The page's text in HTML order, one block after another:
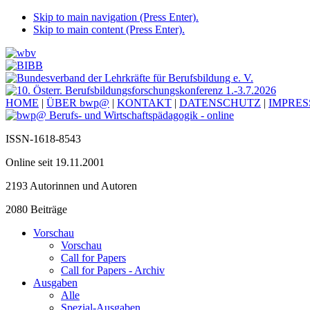
Skip to main navigation (Press Enter).
Skip to main content (Press Enter).
HOME | ÜBER bwp@ | KONTAKT | DATENSCHUTZ |
ISSN-1618-8543
Online seit 19.11.2001
2193 Autorinnen und Autoren
2080 Beiträge
Vorschau
Vorschau
Call for Papers
Call for Papers - Archiv
Ausgaben
Alle
Spezial-Ausgaben